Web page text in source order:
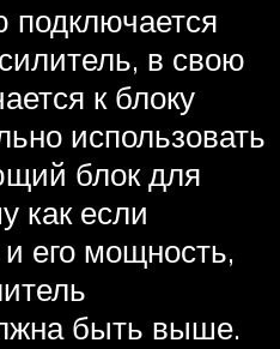
подключается
в свою
к блоку
использовать
блок для
как если
его мощность,
быть выше.